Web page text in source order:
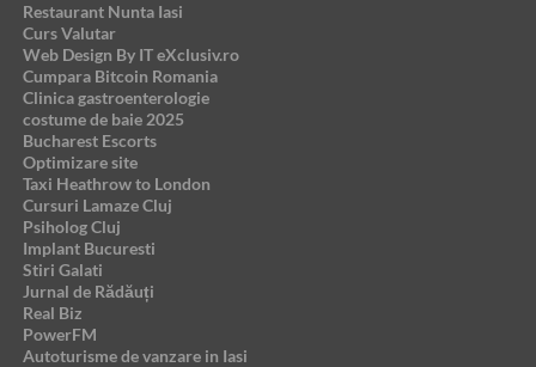
Restaurant Nunta Iasi
Curs Valutar
Web Design By IT eXclusiv.ro
Cumpara Bitcoin Romania
Clinica gastroenterologie
costume de baie 2025
Bucharest Escorts
Optimizare site
Taxi Heathrow to London
Cursuri Lamaze Cluj
Psiholog Cluj
Implant Bucuresti
Stiri Galati
Jurnal de Rădăuți
Real Biz
PowerFM
Autoturisme de vanzare in Iasi